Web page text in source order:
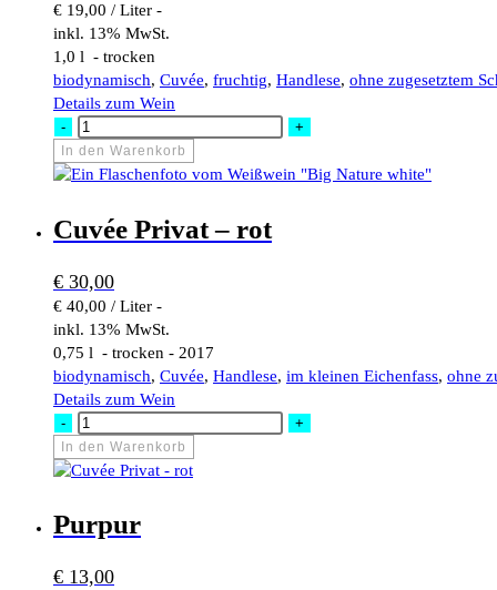
€ 19,00 / Liter -
inkl. 13% MwSt.
1,0 l - trocken
biodynamisch, Cuvée, fruchtig, Handlese, ohne zugesetztem
Details zum Wein
-
Big
Nature
white
+
In den Warenkorb
Cuvée Privat – rot
€ 30,00
€ 40,00 / Liter -
inkl. 13% MwSt.
0,75 l - trocken - 2017
biodynamisch, Cuvée, Handlese, im kleinen Eichenfass, ohne
Details zum Wein
-
Cuvée
Privat
-
+
In den Warenkorb
Purpur
€ 13,00